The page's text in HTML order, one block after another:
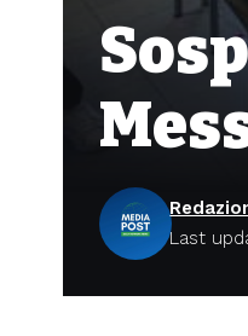
Last